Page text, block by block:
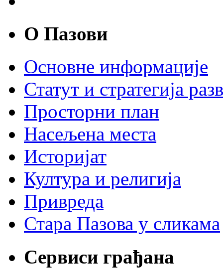
О Пазови
Основне информације
Статут и стратегија
Просторни план
Насељена места
Историјат
Култура и религија
Привреда
Стара Пазова у сликама
Сервиси грађана